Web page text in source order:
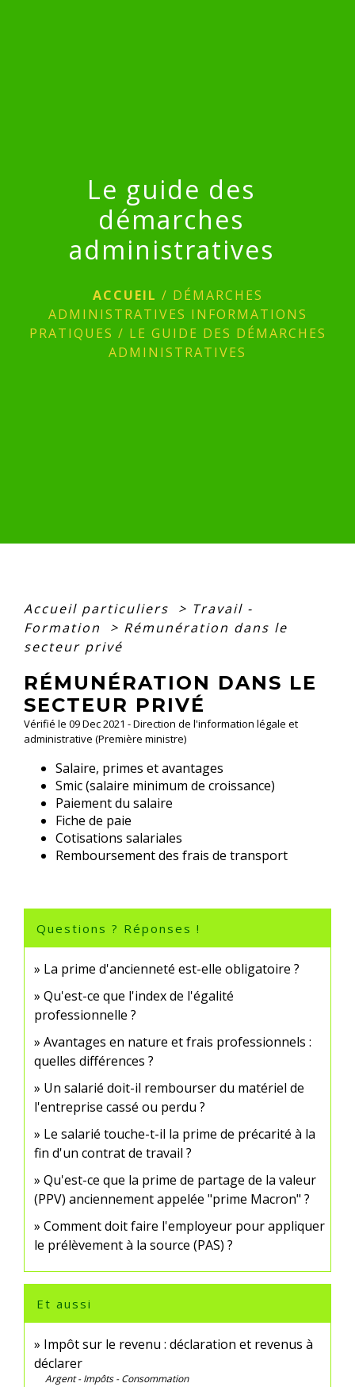
Le guide des
démarches
administratives
ACCUEIL / DÉMARCHES
ADMINISTRATIVES INFORMATIONS
PRATIQUES / LE GUIDE DES DÉMARCHES
ADMINISTRATIVES
Accueil particuliers > Travail -
Formation
> Rémunération dans le
secteur privé
RÉMUNÉRATION DANS LE
SECTEUR PRIVÉ
Vérifié le 09 Dec 2021 - Direction de l'information légale et
administrative (Première ministre)
Salaire, primes et avantages
Smic (salaire minimum de croissance)
Paiement du salaire
Fiche de paie
Cotisations salariales
Remboursement des frais de transport
Questions ? Réponses !
La prime d'ancienneté est-elle obligatoire ?
Qu'est-ce que l'index de l'égalité
professionnelle ?
Avantages en nature et frais professionnels :
quelles différences ?
Un salarié doit-il rembourser du matériel de
l'entreprise cassé ou perdu ?
Le salarié touche-t-il la prime de précarité à la
fin d'un contrat de travail ?
Qu'est-ce que la prime de partage de la valeur
(PPV) anciennement appelée "prime Macron" ?
Comment doit faire l'employeur pour appliquer
le prélèvement à la source (PAS) ?
Et aussi
Impôt sur le revenu : déclaration et revenus à
déclarer
Argent - Impôts - Consommation